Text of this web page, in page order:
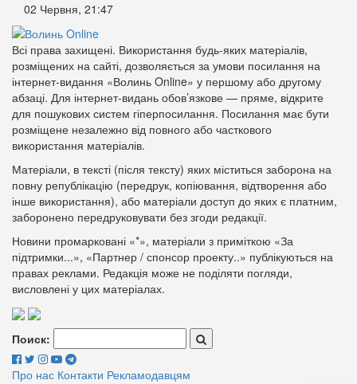
02 Червня, 21:47
Всі права захищені. Використання будь-яких матеріалів,
розміщених на сайті, дозволяється за умови посилання на
інтернет-видання «Волинь Online» у першому або другому
абзаці. Для інтернет-видань обов’язкове — пряме, відкрите
для пошукових систем гіперпосилання. Посилання має бути
розміщене незалежно від повного або часткового
використання матеріалів.
Матеріали, в тексті (після тексту) яких міститься заборона на
повну републікацію (передрук, копіювання, відтворення або
інше використання), або матеріали доступ до яких є платним,
заборонено передруковувати без згоди редакції.
Новини промарковані «*», матеріали з приміткою «За
підтримки...», «Партнер / спонсор проекту..» публікуються на
правах реклами. Редакція може не поділяти погляди,
висловлені у цих матеріалах.
Поиск:
Про нас Контакти Рекламодавцям